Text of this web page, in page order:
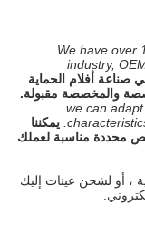
We have
industry,
في صناعة أفلام الحماية
والمخصصة مقبولة.
we can
يمكننا
محددة مناسبة لعملك
، أو لشحن عينات إليك